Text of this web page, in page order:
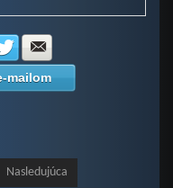
na LinkedIn
na Pinterest
Zdielať na Twitter
mailom
Nasledujúca